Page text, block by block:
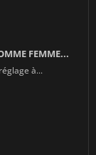
FEMME...
à...